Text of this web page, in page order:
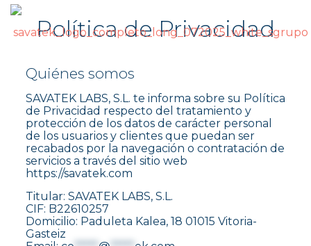
Política de Privacidad
Quiénes somos
SAVATEK LABS, S.L. te informa sobre su Política
de Privacidad respecto del tratamiento y
protección de los datos de carácter personal
de los usuarios y clientes que puedan ser
recabados por la navegación o contratación de
servicios a través del sitio web
https://savatek.com
Titular: SAVATEK LABS, S.L.
CIF: B22610257
Domicilio: Paduleta Kalea, 18 01015 Vitoria-
Gasteiz